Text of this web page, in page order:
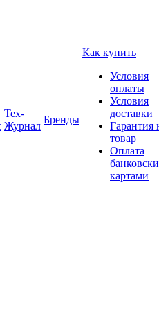
Тех-
Журнал
Бренды
Как купить
Условия
оплаты
Условия
доставки
Гарантия
товар
Оплата
картами